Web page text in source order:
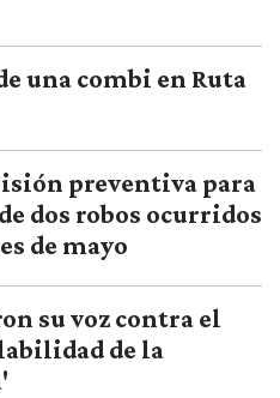
una combi en Ruta
preventiva para
dos robos ocurridos
de mayo
su voz contra el
de la